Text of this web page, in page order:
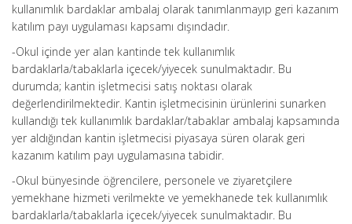
kullanımlık bardaklar ambalaj olarak tanımlanmayıp geri kazanım
katılım payı uygulaması kapsamı dışındadır.
-Okul içinde yer alan kantinde tek kullanımlık
bardaklarla/tabaklarla içecek/yiyecek sunulmaktadır. Bu
durumda; kantin işletmecisi satış noktası olarak
değerlendirilmektedir. Kantin işletmecisinin ürünlerini sunarken
kullandığı tek kullanımlık bardaklar/tabaklar ambalaj kapsamında
yer aldığından kantin işletmecisi piyasaya süren olarak geri
kazanım katılım payı uygulamasına tabidir.
-Okul bünyesinde öğrencilere, personele ve ziyaretçilere
yemekhane hizmeti verilmekte ve yemekhanede tek kullanımlık
bardaklarla/tabaklarla içecek/yiyecek sunulmaktadır. Bu